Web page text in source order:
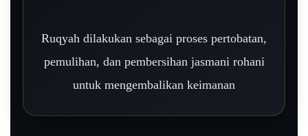
Ruqyah dilakukan sebagai proses pertobatan,
pemulihan, dan pembersihan jasmani rohani
untuk mengembalikan keimanan